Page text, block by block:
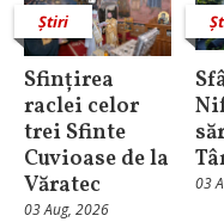
Știri
Sfințirea
raclei celor
trei Sfinte
Cuvioase de la
Văratec
03 Aug, 2026
03